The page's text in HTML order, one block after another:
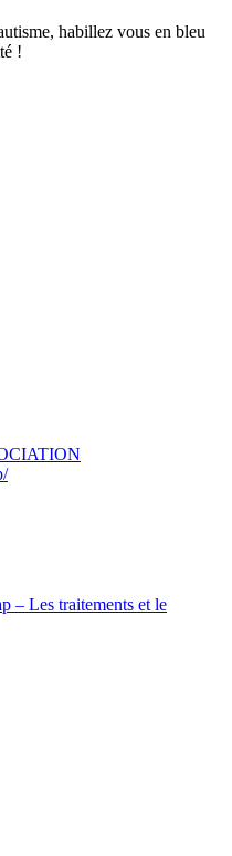
habillez vous en bleu
!
– Les traitements et le